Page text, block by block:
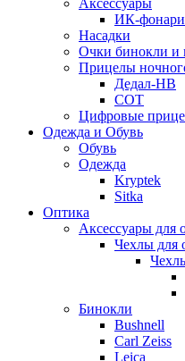
Аксессуары
ИК-
Насадки
Очки бинокли и
Прицелы
Дедал-НВ
СОТ
Цифровые
Одежда и Обувь
Обувь
Одежда
Kryptek
Sitka
Оптика
Аксессуары для
Чехлы для
Бинокли
Bushnell
Carl Zeiss
Leica